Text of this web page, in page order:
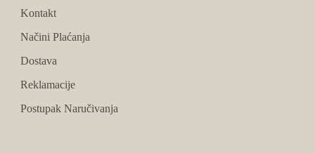
Kontakt
Načini Plaćanja
Dostava
Reklamacije
Postupak Naručivanja